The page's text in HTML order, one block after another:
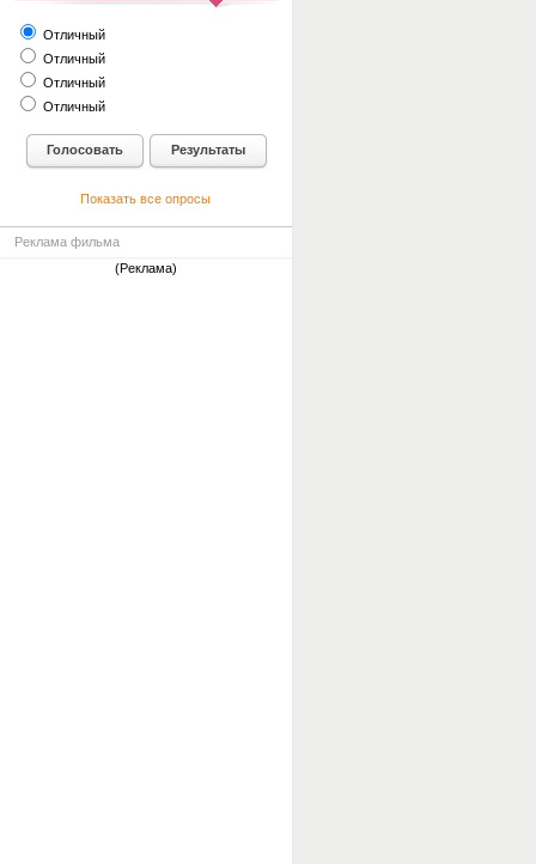
Отличный
Отличный
Отличный
Отличный
Показать все опросы
Реклама фильма
(Реклама)